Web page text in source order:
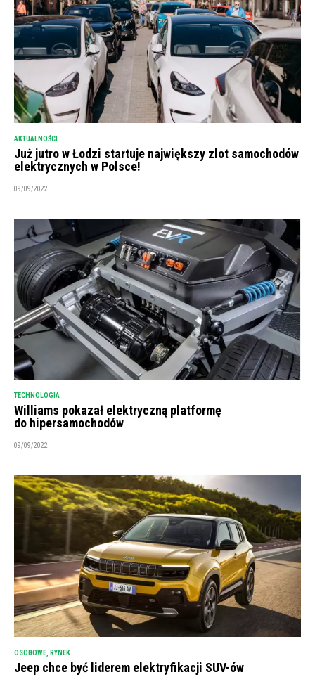
AKTUALNOŚCI
Już jutro w Łodzi startuje największy zlot samochodów
elektrycznych w Polsce!
09/09/2022
TECHNOLOGIA
Williams pokazał elektryczną platformę
do hipersamochodów
09/09/2022
OSOBOWE RYNEK
Jeep chce być liderem elektryfikacji SUV-ów